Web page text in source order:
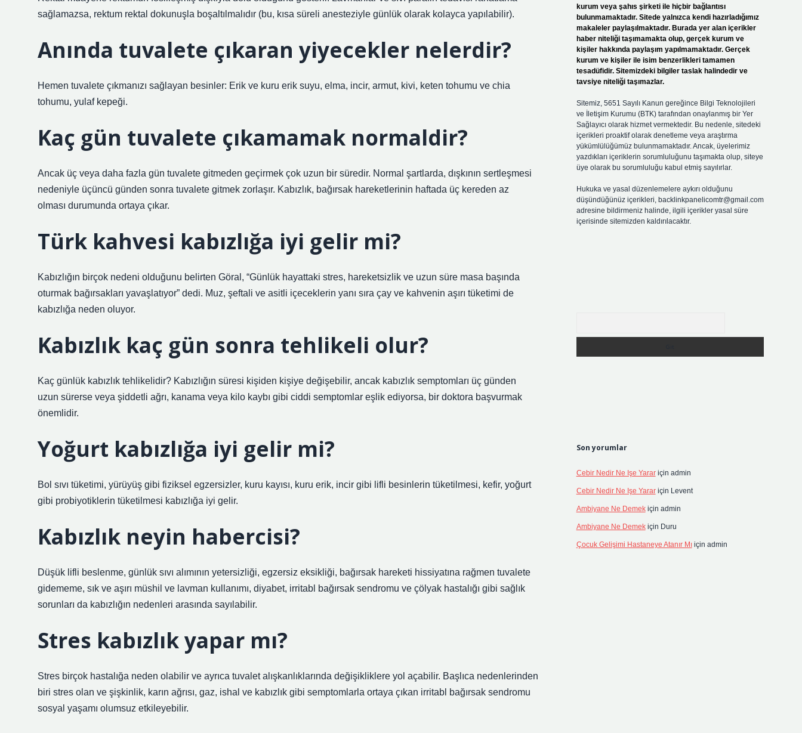
sağlamazsa, rektum rektal dokunuşla boşaltılmalıdır (bu, kısa süreli anesteziyle günlük olarak kolayca yapılabilir).
Anında tuvalete çıkaran yiyecekler nelerdir?
Hemen tuvalete çıkmanızı sağlayan besinler: Erik ve kuru erik suyu, elma, incir, armut, kivi, keten tohumu ve chia
tohumu, yulaf kepeği.
Kaç gün tuvalete çıkamamak normaldir?
Ancak üç veya daha fazla gün tuvalete gitmeden geçirmek çok uzun bir süredir. Normal şartlarda, dışkının sertleşmesi
nedeniyle üçüncü günden sonra tuvalete gitmek zorlaşır. Kabızlık, bağırsak hareketlerinin haftada üç kereden az
olması durumunda ortaya çıkar.
Türk kahvesi kabızlığa iyi gelir mi?
Kabızlığın birçok nedeni olduğunu belirten Göral, “Günlük hayattaki stres, hareketsizlik ve uzun süre masa başında
oturmak bağırsakları yavaşlatıyor” dedi. Muz, şeftali ve asitli içeceklerin yanı sıra çay ve kahvenin aşırı tüketimi de
kabızlığa neden oluyor.
Kabızlık kaç gün sonra tehlikeli olur?
Kaç günlük kabızlık tehlikelidir? Kabızlığın süresi kişiden kişiye değişebilir, ancak kabızlık semptomları üç günden
uzun sürerse veya şiddetli ağrı, kanama veya kilo kaybı gibi ciddi semptomlar eşlik ediyorsa, bir doktora başvurmak
önemlidir.
Yoğurt kabızlığa iyi gelir mi?
Bol sıvı tüketimi, yürüyüş gibi fiziksel egzersizler, kuru kayısı, kuru erik, incir gibi lifli besinlerin tüketilmesi, kefir, yoğurt
gibi probiyotiklerin tüketilmesi kabızlığa iyi gelir.
Kabızlık neyin habercisi?
Düşük lifli beslenme, günlük sıvı alımının yetersizliği, egzersiz eksikliği, bağırsak hareketi hissiyatına rağmen tuvalete
gidememe, sık ve aşırı müshil ve lavman kullanımı, diyabet, irritabl bağırsak sendromu ve çölyak hastalığı gibi sağlık
sorunları da kabızlığın nedenleri arasında sayılabilir.
Stres kabızlık yapar mı?
Stres birçok hastalığa neden olabilir ve ayrıca tuvalet alışkanlıklarında değişikliklere yol açabilir. Başlıca nedenlerinden
biri stres olan ve şişkinlik, karın ağrısı, gaz, ishal ve kabızlık gibi semptomlarla ortaya çıkan irritabl bağırsak sendromu
sosyal yaşamı olumsuz etkileyebilir.
kurum veya şahıs şirketi ile hiçbir bağlantısı
bulunmamaktadır. Sitede yalnızca kendi hazırladığımız
makaleler paylaşılmaktadır. Burada yer alan içerikler
haber niteliği taşımamakta olup, gerçek kurum ve
kişiler hakkında paylaşım yapılmamaktadır. Gerçek
kurum ve kişiler ile isim benzerlikleri tamamen
tesadüfidir. Sitemizdeki bilgiler taslak halindedir ve
tavsiye niteliği taşımazlar.
Sitemiz, 5651 Sayılı Kanun gereğince Bilgi Teknolojileri
ve İletişim Kurumu (BTK) tarafından onaylanmış bir Yer
Sağlayıcı olarak hizmet vermektedir. Bu nedenle, sitedeki
içerikleri proaktif olarak denetleme veya araştırma
yükümlülüğümüz bulunmamaktadır. Ancak, üyelerimiz
yazdıkları içeriklerin sorumluluğunu taşımakta olup, siteye
üye olarak bu sorumluluğu kabul etmiş sayılırlar.
Hukuka ve yasal düzenlemelere aykırı olduğunu
düşündüğünüz içerikleri, backlinkpanelicomtr@gmail.com
adresine bildirmeniz halinde, ilgili içerikler yasal süre
içerisinde sitemizden kaldırılacaktır.
Son yorumlar
Cebir Nedir Ne Işe Yarariçin admin
Cebir Nedir Ne Işe Yarariçin Levent
Ambiyane Ne Demekiçin admin
Ambiyane Ne Demekiçin Duru
Çocuk Gelişimi Hastaneye Atanır Mıiçin admin